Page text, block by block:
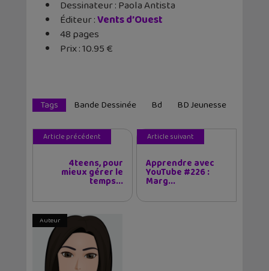
Dessinateur : Paola Antista
Éditeur ‏: ‎Vents d’Ouest
48 pages
Prix : 10.95 €
Tags Bande Dessinée Bd BD Jeunesse
Article précédent
4teens, pour
mieux gérer le
temps...
Article suivant
Apprendre avec
YouTube #226 :
Marg...
Auteur